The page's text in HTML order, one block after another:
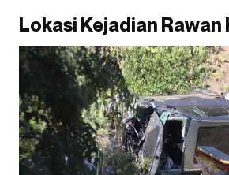
Lokasi Kejadian Rawan